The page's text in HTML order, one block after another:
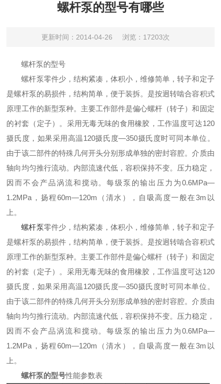
螺杆泵的型号有哪些
更新时间：2014-04-26 浏览：17203次
螺杆泵的型号
螺杆泵零件少，结构紧凑，体积小，维修简单，转子和定子
是螺杆泵的易损件，结构简单，便于装拆。 是按迥转啮合容积式
原理工作的新型泵种。主要工作部件是偏心螺杆（转子）和固定
的衬套（定子）。采用无毒无味的食用橡胶，工作温度可达120
摄氏度，如果采用高温120摄氏度—350摄氏度时可同本单位。
由于该二部件的特殊几何开头分别形成单独的密封容腔。介质由
轴向均匀推行流动。内部流速代低，容积保持不变。压力稳定，
因而不会产品涡流和搅动。每级泵的输出压力为0.6MPa—
1.2MPa，扬程60m—120m（清水），自吸高度一般在3m以
上。
螺杆泵零件少，结构紧凑，体积小，维修简单，转子和定子
是螺杆泵的易损件，结构简单，便于装拆。 是按迥转啮合容积式
原理工作的新型泵种。主要工作部件是偏心螺杆（转子）和固定
的衬套（定子）。采用无毒无味的食用橡胶，工作温度可达120
摄氏度，如果采用高温120摄氏度—350摄氏度时可同本单位。
由于该二部件的特殊几何开头分别形成单独的密封容腔。介质由
轴向均匀推行流动。内部流速代低，容积保持不变。压力稳定，
因而不会产品涡流和搅动。每级泵的输出压力为0.6MPa—
1.2MPa，扬程60m—120m（清水），自吸高度一般在3m以
上。
螺杆泵的型号性能参数表